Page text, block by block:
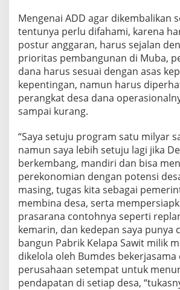
Mengenai ADD agar dikembalikan
tentunya perlu difahami, karena
postur anggaran, harus sejalan
prioritas pembangunan di Muba,
dana harus sesuai dengan asas
kepentingan, namun harus
perangkat desa dana
sampai kurang.
“Saya setuju program satu milyar
namun saya lebih setuju lagi jika
berkembang, mandiri dan bisa
perekonomian dengan potensi
masing, tugas kita sebagai
membina desa, serta
prasarana contohnya seperti
kemarin, dan kedepan saya punya
bangun Pabrik Kelapa Sawit milik
dikelola oleh Bumdes bekerjasama
perusahaan setempat untuk
pendapatan di setiap desa,